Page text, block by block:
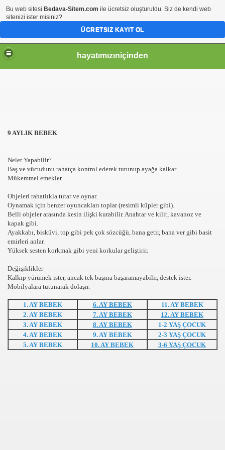
hayatımızıniçinden
9 AYLIK BEBEK
Neler Yapabilir?
Baş ve vücudunu rahatça kontrol ederek tutunup ayağa kalkar.
Mükemmel emekler.
Objeleri rahatlıkla tutar ve oynar.
Oynamak için benzer oyuncakları toplar (resimli küpler gibi).
Belli objeler arasında kesin ilişki kurabilir. Anahtar ve kilit, kavanoz ve
kapak gibi.
Ayakkabı, bisküvi, top gibi pek çok sözcüğü, bana getir, bana ver gibi basit
emirleri anlar.
Yüksek sesten korkmak gibi yeni korkular geliştirir.
Değişiklikler
Kalkıp yürümek ister, ancak tek başına başaramayabilir, destek ister.
Mobilyalara tutunarak dolaşır.
1. AY BEBEK 6. AY BEBEK 11. AY BEBEK
2. AY BEBEK
7. AY BEBEK 12. AY BEBEK
3. AY BEBEK
8. AY BEBEK
1-2 YAŞ ÇOCUK
4. AY BEBEK 9. AY BEBEK
2-3 YAŞ ÇOCUK
5. AY BEBEK 10. AY BEBEK 3-6 YAŞ ÇOCUK
Bu web sitesi Bedava-Sitem.com ile ücretsiz oluşturuldu. Siz de kendi web
sitenizi ister misiniz?
ÜCRETSIZ KAYIT OL